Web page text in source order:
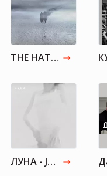
THE HATTERS - ЗИМА
ЛУНА - Jukebox